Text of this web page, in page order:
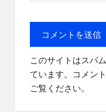
このサイトはスパ
ています。
コメン
ご覧ください。